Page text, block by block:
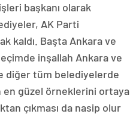
başkanı olarak
AK Parti
kaldı. Başta Ankara ve
inşallah Ankara ve
diğer tüm belediyelerde
güzel örneklerini ortaya
çıkması da nasip olur